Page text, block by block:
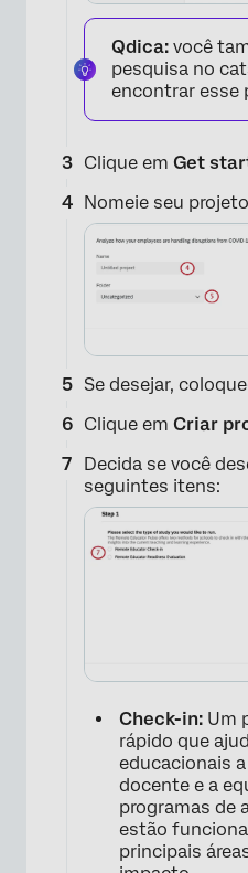
Qdica: você
pesquisa no
encontrar esse
Clique em Get
Nomeie seu
Se desejar,
Clique em Criar
Decida se você
seguintes itens:
Check-in: Um
rápido que
educacionais
docente e a
programas de
estão
principais